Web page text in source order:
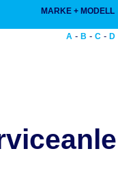
MARKE + MODELL
A - B - C - D